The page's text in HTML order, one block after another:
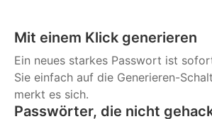
Mit einem Klick generieren
Ein neues starkes Passwort ist
Sie einfach auf die Generieren-
merkt es sich.
Passwörter, die nicht